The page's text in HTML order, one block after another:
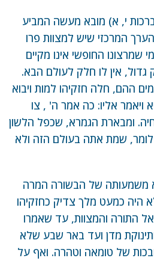
י, א) מובא מעשה המביע
המרכזי שיש למצוות פרו
שמרצונו החופשי אינו מקיים
גדול, אין לו חלק לעולם הבא.
ההם, חלה חזקיהו למות ויבוא
ויאמר אליו: כה אמר ה' , צו
ומבארת הגמרא, שכפל הלשון
שמת אתה בעולם הזה ולא
משמעותה של הבשורה המרה
היה כמעט מלך צדיק כחזקיהו
התורה והמצוות, עד שאמרו
מדן ועד באר שבע שלא
של טומאה וטהרה. ואף על